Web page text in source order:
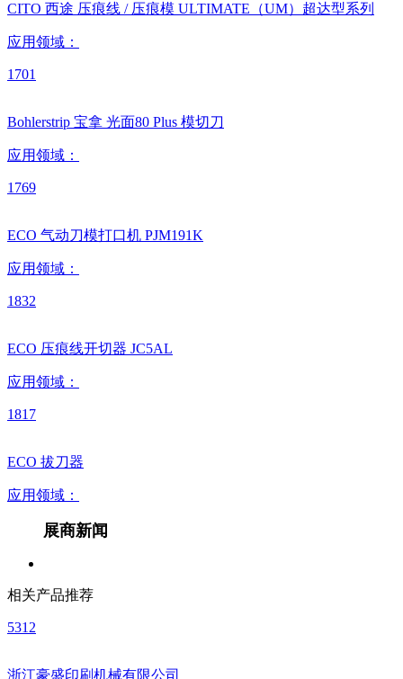
CITO 西途 压痕线 / 压痕模 ULTIMATE（UM）超达型系列
应用领域：
1701
Bohlerstrip 宝拿 光面80 Plus 模切刀
应用领域：
1769
ECO 气动刀模打口机 PJM191K
应用领域：
1832
ECO 压痕线开切器 JC5AL
应用领域：
1817
ECO 拔刀器
应用领域：
展商新闻
相关产品推荐
5312
浙江豪盛印刷机械有限公司